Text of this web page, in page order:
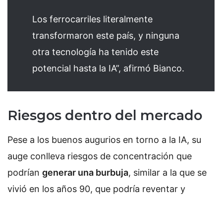
Los ferrocarriles literalmente
transformaron este país, y ninguna
otra tecnología ha tenido este
potencial hasta la IA”, afirmó Bianco.
Riesgos dentro del mercado
Pese a los buenos augurios en torno a la IA, su
auge conlleva riesgos de concentración que
podrían generar una burbuja, similar a la que se
vivió en los años 90, que podría reventar y